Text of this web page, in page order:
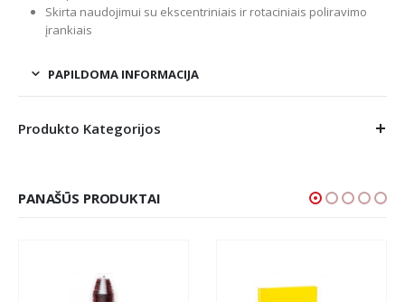
Skirta naudojimui su ekscentriniais ir rotaciniais poliravimo
įrankiais
PAPILDOMA INFORMACIJA
Produkto Kategorijos
PANAŠŪS PRODUKTAI